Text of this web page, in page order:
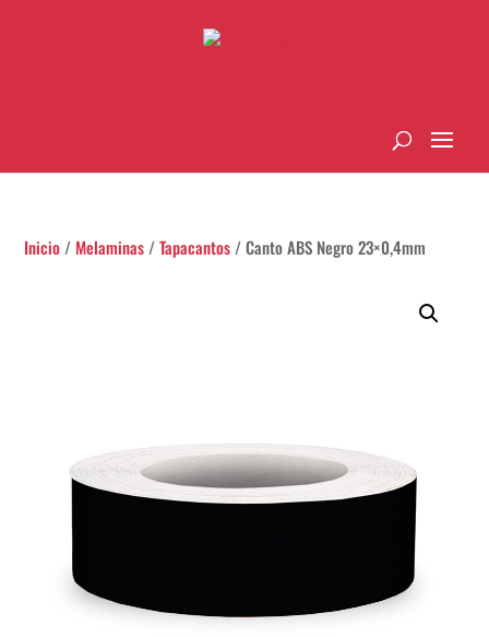
Inicio / Melaminas /Tapacantos / Canto ABS Negro 23×0,4mm